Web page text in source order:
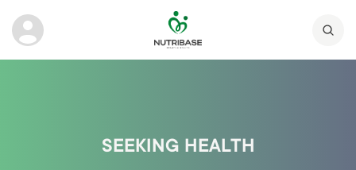
SEEKING HEALTH